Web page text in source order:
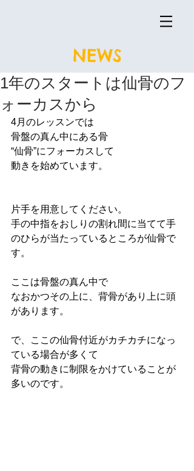
NEWS
1年のスタートは仙骨のフ
ォーカスから
4月のレッスンでは
骨盤の真ん中にある骨
“仙骨”にフォーカスして
動きを始めています。
片手を用意してください。
手の中指をおしりの割れ間に当てて手
のひらが当たっているところが仙骨で
す。
ここは骨盤の真ん中で
なおかつその上に、背骨があり上に頭
があります。
で、ここの仙骨付近がカチカチになっ
ている場合が多くて
背骨の動きに制限をかけていることが
多いのです。